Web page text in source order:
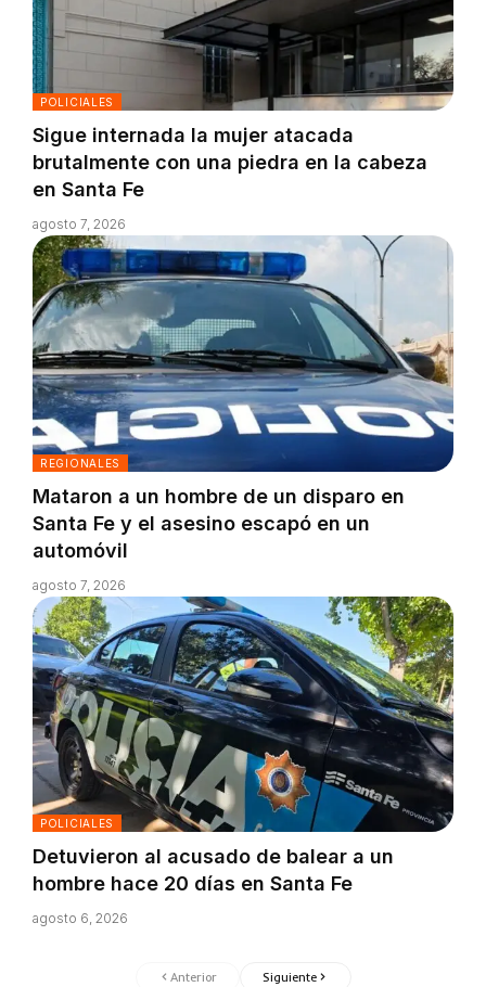
POLICIALES
Sigue internada la mujer atacada
brutalmente con una piedra en la cabeza
en Santa Fe
agosto 7, 2026
REGIONALES
Mataron a un hombre de un disparo en
Santa Fe y el asesino escapó en un
automóvil
agosto 7, 2026
POLICIALES
Detuvieron al acusado de balear a un
hombre hace 20 días en Santa Fe
agosto 6, 2026
Anterior Siguiente